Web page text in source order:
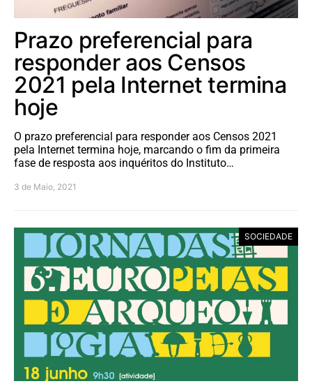
Prazo preferencial para
responder aos Censos
2021 pela Internet termina
hoje
O prazo preferencial para responder aos Censos 2021
pela Internet termina hoje, marcando o fim da primeira
fase de resposta aos inquéritos do Instituto…
3 de Maio, 2021
SOCIEDADE